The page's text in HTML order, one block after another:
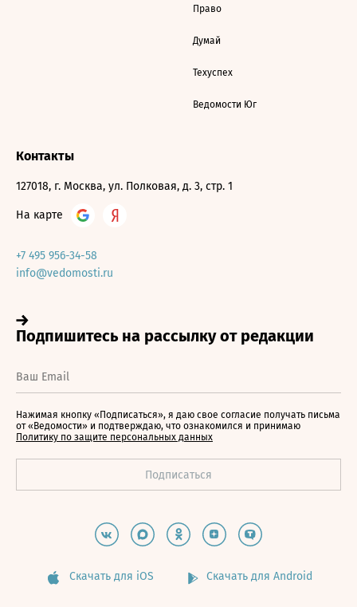
Право
Думай
Техуспех
Ведомости Юг
Контакты
127018, г. Москва, ул. Полковая, д. 3, стр. 1
На карте
+7 495 956-34-58
info@vedomosti.ru
Нажимая кнопку «Подписаться», я даю свое согласие получать письма
от «Ведомости» и подтверждаю, что ознакомился и принимаю
Политику по защите персональных данных
Скачать для iOS Скачать для Android